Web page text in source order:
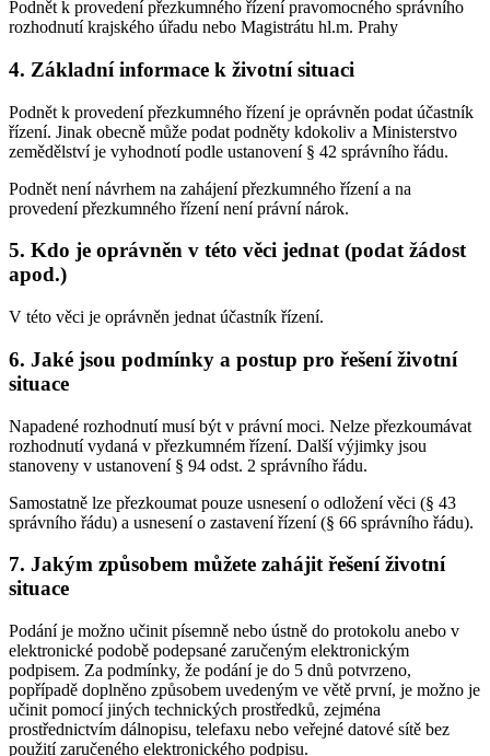
Podnět k provedení přezkumného řízení pravomocného správního
rozhodnutí krajského úřadu nebo Magistrátu hl.m. Prahy
4. Základní informace k životní situaci
Podnět k provedení přezkumného řízení je oprávněn podat účastník
řízení. Jinak obecně může podat podněty kdokoliv a Ministerstvo
zemědělství je vyhodnotí podle ustanovení § 42 správního řádu.
Podnět není návrhem na zahájení přezkumného řízení a na
provedení přezkumného řízení není právní nárok.
5. Kdo je oprávněn v této věci jednat (podat žádost
apod.)
V této věci je oprávněn jednat účastník řízení.
6. Jaké jsou podmínky a postup pro řešení životní
situace
Napadené rozhodnutí musí být v právní moci. Nelze přezkoumávat
rozhodnutí vydaná v přezkumném řízení. Další výjimky jsou
stanoveny v ustanovení § 94 odst. 2 správního řádu.
Samostatně lze přezkoumat pouze usnesení o odložení věci (§ 43
správního řádu) a usnesení o zastavení řízení (§ 66 správního řádu).
7. Jakým způsobem můžete zahájit řešení životní
situace
Podání je možno učinit písemně nebo ústně do protokolu anebo v
elektronické podobě podepsané zaručeným elektronickým
podpisem. Za podmínky, že podání je do 5 dnů potvrzeno,
popřípadě doplněno způsobem uvedeným ve větě první, je možno je
učinit pomocí jiných technických prostředků, zejména
prostřednictvím dálnopisu, telefaxu nebo veřejné datové sítě bez
použití zaručeného elektronického podpisu.